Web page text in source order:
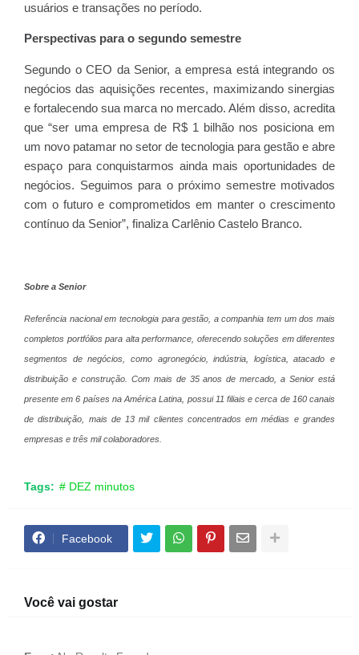
usuários e transações no período.
Perspectivas para o segundo semestre
Segundo o CEO da Senior, a empresa está integrando os
negócios das aquisições recentes, maximizando sinergias
e fortalecendo sua marca no mercado. Além disso, acredita
que “ser uma empresa de R$ 1 bilhão nos posiciona em
um novo patamar no setor de tecnologia para gestão e abre
espaço para conquistarmos ainda mais oportunidades de
negócios. Seguimos para o próximo semestre motivados
com o futuro e comprometidos em manter o crescimento
contínuo da Senior”, finaliza Carlênio Castelo Branco.
Sobre a Senior
Referência nacional em tecnologia para gestão, a companhia tem um dos mais
completos portfólios para alta performance, oferecendo soluções em diferentes
segmentos de negócios, como agronegócio, indústria, logística, atacado e
distribuição e construção. Com mais de 35 anos de mercado, a Senior está
presente em 6 países na América Latina, possui 11 filiais e cerca de 160 canais
de distribuição, mais de 13 mil clientes concentrados em médias e grandes
empresas e três mil colaboradores.
Tags: # DEZ minutos
Facebook
Você vai gostar